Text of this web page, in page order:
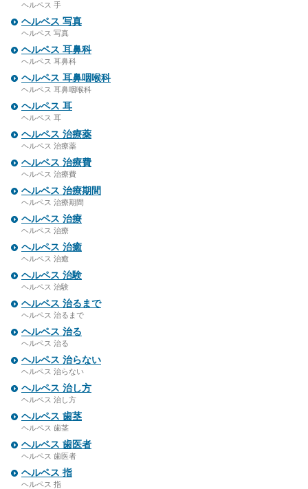
ヘルペス 手
ヘルペス 写真
ヘルペス 写真
ヘルペス 耳鼻科
ヘルペス 耳鼻科
ヘルペス 耳鼻咽喉科
ヘルペス 耳鼻咽喉科
ヘルペス 耳
ヘルペス 耳
ヘルペス 治療薬
ヘルペス 治療薬
ヘルペス 治療費
ヘルペス 治療費
ヘルペス 治療期間
ヘルペス 治療期間
ヘルペス 治療
ヘルペス 治療
ヘルペス 治癒
ヘルペス 治癒
ヘルペス 治験
ヘルペス 治験
ヘルペス 治るまで
ヘルペス 治るまで
ヘルペス 治る
ヘルペス 治る
ヘルペス 治らない
ヘルペス 治らない
ヘルペス 治し方
ヘルペス 治し方
ヘルペス 歯茎
ヘルペス 歯茎
ヘルペス 歯医者
ヘルペス 歯医者
ヘルペス 指
ヘルペス 指